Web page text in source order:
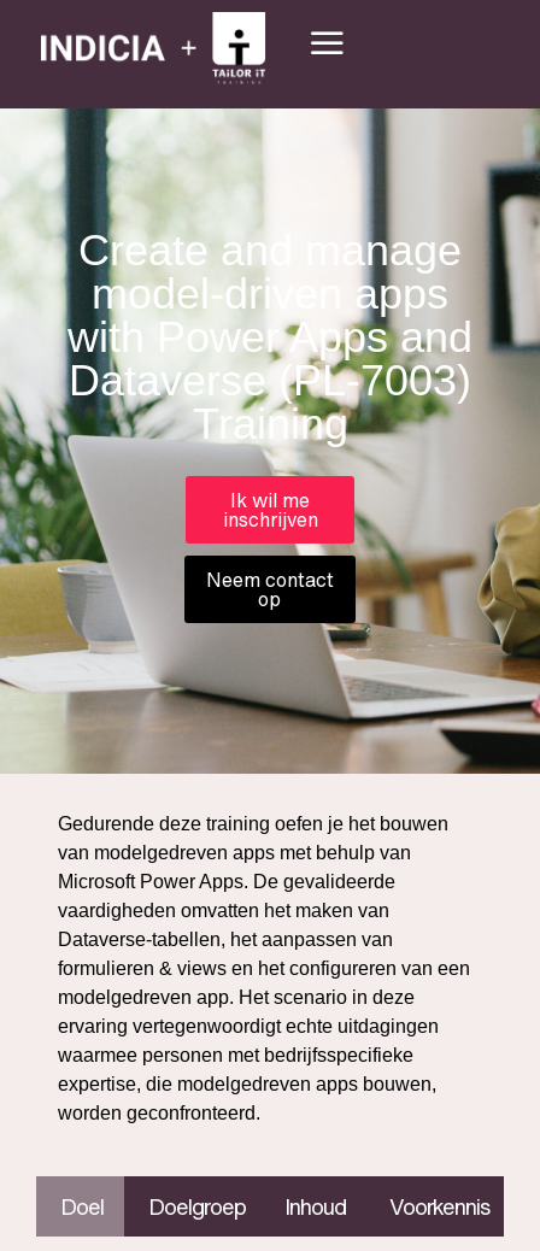
Create and manage
model-driven apps
with Power Apps and
Dataverse (PL-7003)
Training
Ik wil me
inschrijven
Neem contact
op
Gedurende deze training oefen je het bouwen
van modelgedreven apps met behulp van
Microsoft Power Apps. De gevalideerde
vaardigheden omvatten het maken van
Dataverse-tabellen, het aanpassen van
formulieren & views en het configureren van een
modelgedreven app. Het scenario in deze
ervaring vertegenwoordigt echte uitdagingen
waarmee personen met bedrijfsspecifieke
expertise, die modelgedreven apps bouwen,
worden geconfronteerd.
Doel Doelgroep Inhoud Voorkennis